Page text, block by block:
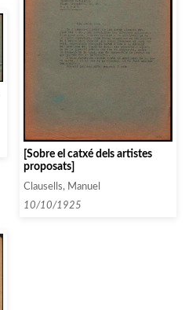
[Sobre el catxé dels artistes
proposats]
Clausells, Manuel
10/10/1925